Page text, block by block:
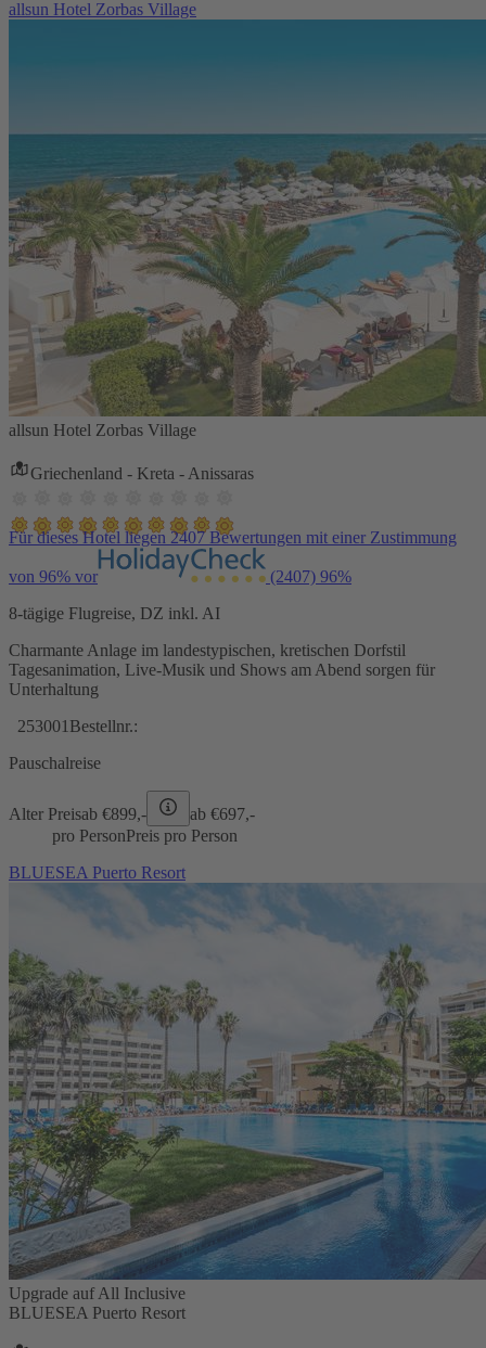
allsun Hotel Zorbas Village
allsun Hotel Zorbas Village
Griechenland - Kreta - Anissaras
Für dieses Hotel liegen 2407 Bewertungen mit einer Zustimmung
von 96% vor (2407) 96%
8-tägige Flugreise, DZ inkl. AI
Charmante Anlage im landestypischen, kretischen Dorfstil
Tagesanimation, Live-Musik und Shows am Abend sorgen für
Unterhaltung
253001 Bestellnr.:
Pauschalreise
Alter Preisab €899,- ab €697,-
pro PersonPreis pro Person
BLUESEA Puerto Resort
Upgrade auf All Inclusive
BLUESEA Puerto Resort